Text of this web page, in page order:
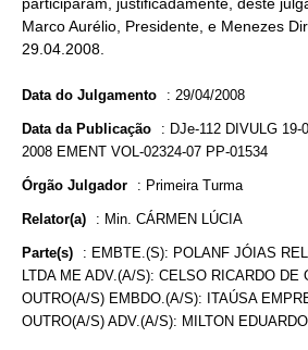
participaram, justificadamente, deste
Marco Aurélio, Presidente, e Menezes
29.04.2008.
Data do Julgamento : 29/04/2008
Data da Publicação : DJe-112 DIVULG
2008 EMENT VOL-02324-07 PP-01534
Órgão Julgador : Primeira Turma
Relator(a) : Min. CÁRMEN LÚCIA
Parte(s) : EMBTE.(S): POLANF JÓIAS
LTDA ME ADV.(A/S): CELSO RICARDO DE
OUTRO(A/S) EMBDO.(A/S): ITAÚSA
OUTRO(A/S) ADV.(A/S): MILTON